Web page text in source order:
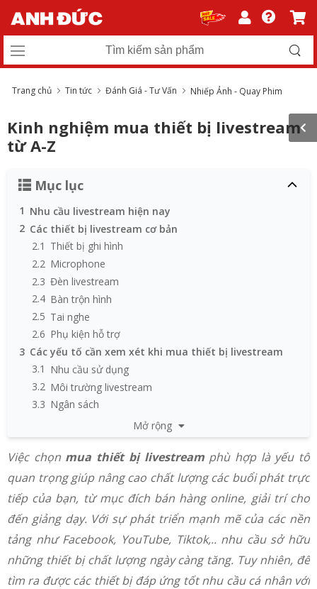
Trang chủ Tin tức Đánh Giá - Tư Vấn Nhiếp Ảnh - Quay Phim
Kinh nghiệm mua thiết bị livestream​
từ A-Z
Mục lục
1 Nhu cầu livestream hiện nay
2 Các thiết bị livestream cơ bản
2.1 Thiết bị ghi hình
2.2 Microphone
2.3 Đèn livestream
2.4 Bàn trộn hình
2.5 Tai nghe
2.6 Phụ kiện hỗ trợ
3 Các yếu tố cần xem xét khi mua thiết bị livestream
3.1 Nhu cầu sử dụng
3.2 Môi trường livestream
3.3 Ngân sách
Thử nghiệm trước khi mua
3.5 Lựa chọn cửa hàng uy tín
Mở rộng
Việc chọn mua thiết bị livestreamphù hợp là yếu tố
quan trọng giúp nâng cao chất lượng các buổi phát trực
tiếp của bạn, từ mục đích bán hàng online, giải trí cho
đến giảng dạy. Với sự phát triển mạnh mẽ của các nền
tảng như Facebook, YouTube, Tiktok,.. nhu cầu sở hữu
những thiết bị chất lượng ngày càng tăng. Tuy nhiên, để
tìm ra được các thiết bị đáp ứng tốt nhu cầu cá nhân với